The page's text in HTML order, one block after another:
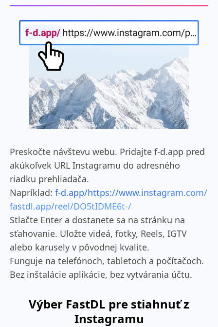
Preskočte návštevu webu. Pridajte f-d.app pred
akúkoľvek URL Instagramu do adresného
riadku prehliadača.
Napríklad: f-d.app/https://www.instagram.com/
fastdl.app/reel/DO5tIDME6t-/
Stlačte Enter a dostanete sa na stránku na
sťahovanie. Uložte videá, fotky, Reels, IGTV
alebo karusely v pôvodnej kvalite.
Funguje na telefónoch, tabletoch a počítačoch.
Bez inštalácie aplikácie, bez vytvárania účtu.
Výber FastDL pre stiahnuť z
Instagramu